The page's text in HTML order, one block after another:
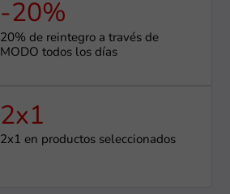
-20%
20% de reintegro a través de
MODO todos los días
2x1
2x1 en productos seleccionados